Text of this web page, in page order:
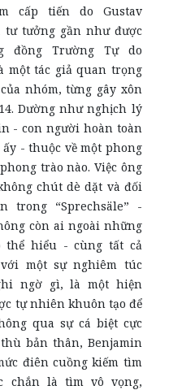
cấp tiến do Gustav
tư tưởng gần như được
đồng Trường Tự do
một tác giả quan trọng
nhóm, từng gây xôn
Dường như nghịch lý
- con người hoàn toàn
- thuộc về một phong
trào nào. Việc ông
chút dè dặt và đối
“Sprechsäle” -
còn ai ngoài những
thể hiểu - cùng tất cả
một sự nghiêm túc
ngờ gì, là một hiện
tự nhiên khuôn tạo để
qua sự cá biệt cực
bản thân, Benjamin
điên cuồng kiếm tìm
chắn là tìm vô vọng,